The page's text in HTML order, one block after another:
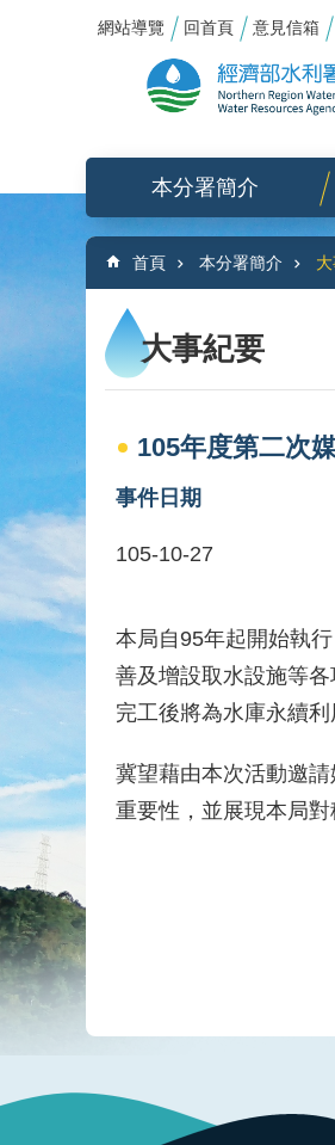
跳到主要內容區塊
網站導覽 回首頁 意見信箱
本分署簡介
:::
首頁 本分署簡介
大事紀要
105年度第二次
事件日期
105-10-27
本局自95年起開始執
善及增設取水設施等
完工後將為水庫永續
冀望藉由本次活動邀
重要性，並展現本局